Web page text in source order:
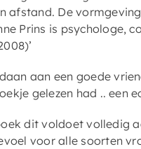
afstand. De
Prins is psychologe,
aan een goede
gelezen had .. een
dit voldoet volledig
voor alle soorten